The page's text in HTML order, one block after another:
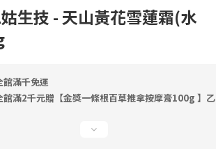
生技 - 天山黃花雪蓮霜(水
館滿千免運
館滿2千元贈【金獎一條根百草推拿按摩膏100g 】乙